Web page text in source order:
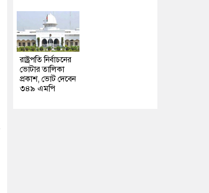
রাষ্ট্রপতি নির্বাচনের
ভোটার তালিকা
প্রকাশ, ভোট দেবেন
৩৪৯ এমপি